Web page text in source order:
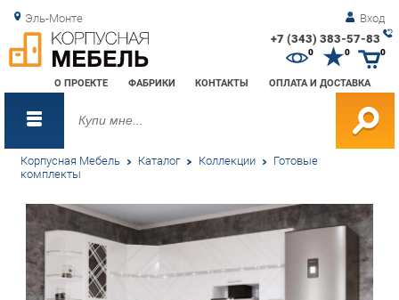
Эль-Монте Вход
+7 (343) 383-57-83
О ПРОЕКТЕ ФАБРИКИ КОНТАКТЫ ОПЛАТА И ДОСТАВКА
0 0
Корпусная Мебель Каталог Коллекции Готовые
комплекты